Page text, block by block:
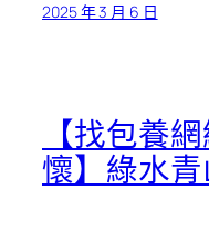
2025 年 3 月 6 日
【找包養
懷】綠水